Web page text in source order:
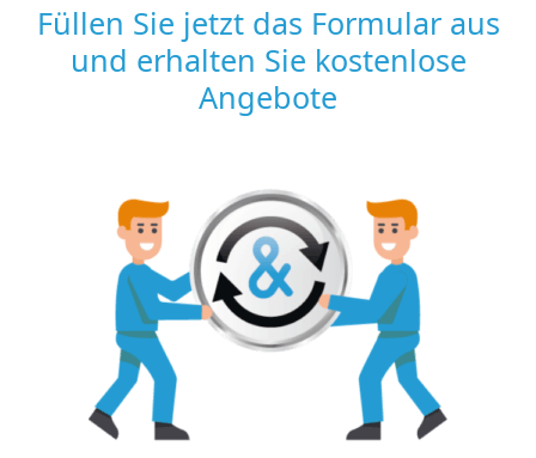
Füllen Sie jetzt das Formular aus
und erhalten Sie kostenlose
Angebote